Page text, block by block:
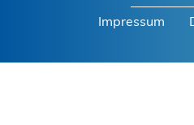
Impressum